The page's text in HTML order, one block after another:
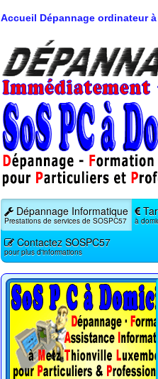
Accueil Dépannage ordinateur
Dépannage Informatique
Prestations de services de SOSPC57 à
Contactez SOSPC57
pour plus d'informations